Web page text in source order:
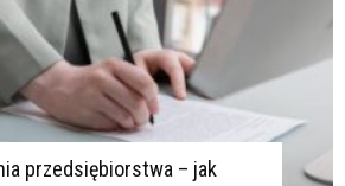
przedsiębiorstwa – jak